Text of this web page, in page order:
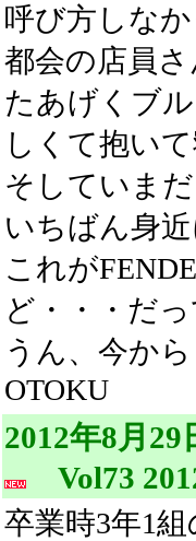
呼び方しな
都会の店員
たあげくブ
しくて抱い
そしていま
いちばん身
これが
ど・・・だ
うん、今か
OTOKU
2012年8月
Vol73
卒業時3年1